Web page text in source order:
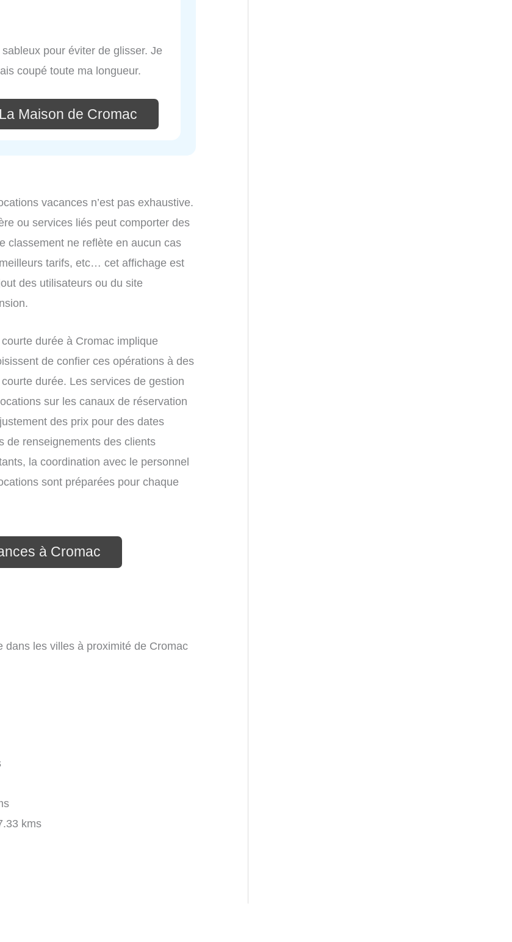
pour éviter de glisser. Je
coupé toute ma longueur.
Maison de Cromac
vacances n’est pas exhaustive.
ou services liés peut comporter des
classement ne reflète en aucun cas
tarifs, etc… cet affichage est
des utilisateurs ou du site
durée à Cromac implique
de confier ces opérations à des
durée. Les services de gestion
sur les canaux de réservation
des prix pour des dates
de renseignements des clients
la coordination avec le personnel
sont préparées pour chaque
à Cromac
dans les villes à proximité de Cromac
kms